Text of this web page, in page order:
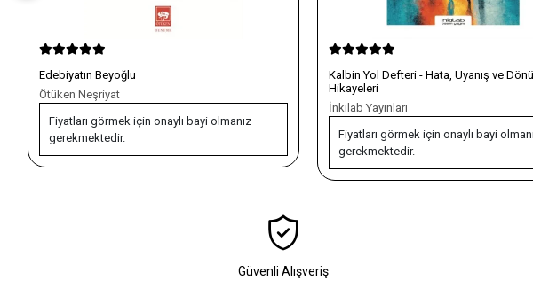
Kalbin Yol Defteri - Hata, Uyanış ve Dönüşüm
Hikayeleri
İnkılab Yayınları
Fiyatları görmek için onaylı bayi olmanız
Yerinde Zamanında Kıvamında
Hayat Yolunda
İnkılab Yayınları
Fiyatları görmek için onaylı bayi
gerekmektedir.
Güvenli Alışveriş